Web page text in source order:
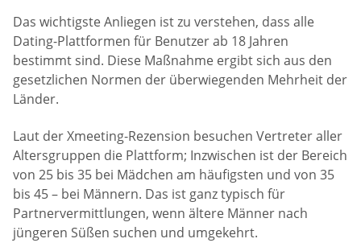
Das wichtigste Anliegen ist zu verstehen, dass alle
Dating-Plattformen für Benutzer ab 18 Jahren
bestimmt sind. Diese Maßnahme ergibt sich aus den
gesetzlichen Normen der überwiegenden Mehrheit der
Länder.
Laut der Xmeeting-Rezension besuchen Vertreter aller
Altersgruppen die Plattform; Inzwischen ist der Bereich
von 25 bis 35 bei Mädchen am häufigsten und von 35
bis 45 – bei Männern. Das ist ganz typisch für
Partnervermittlungen, wenn ältere Männer nach
jüngeren Süßen suchen und umgekehrt.